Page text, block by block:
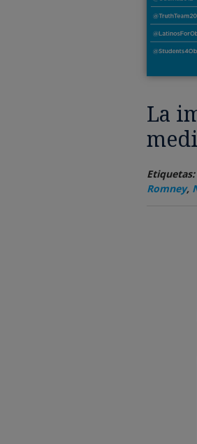
La
Etiquetas:
Romney,